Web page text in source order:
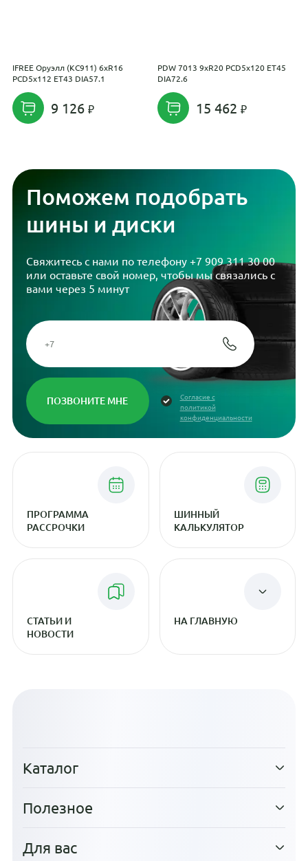
IFREE Оруэлл (КС911) 6xR16
PCD5x112 ET43 DIA57.1
9 126
PDW 7013 9xR20 PCD5x120 ET45
DIA72.6
15 462
Поможем подобрать
шины и диски
Свяжитесь с нами по телефону +7 909 311 30 00
или оставьте свой номер, чтобы мы связались с
вами через 5 минут
Согласие с
политикой
конфиденциальности
ПРОГРАММА
РАССРОЧКИ
ШИННЫЙ
КАЛЬКУЛЯТОР
СТАТЬИ И
НОВОСТИ
НА ГЛАВНУЮ
Каталог
Полезное
Для вас